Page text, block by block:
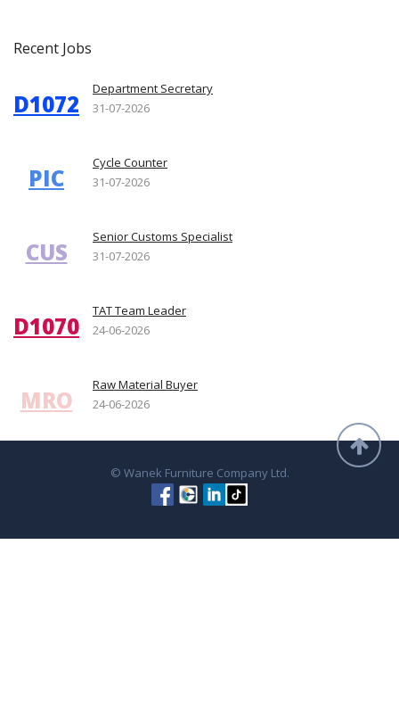
Recent Jobs
D1072
Department Secretary
31-07-2026
PIC
Cycle Counter
31-07-2026
CUS
Senior Customs Specialist
31-07-2026
D1070
TAT Team Leader
24-06-2026
MRO
Raw Material Buyer
24-06-2026
© Wanek Furniture Company Ltd.